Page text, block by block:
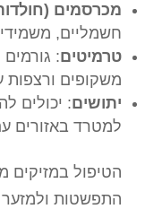
מכרסמים
חשמליים,
טרמיטים:
משקופים ורצפות
יתושים: יכולים
למטרד באזורים
הטיפול במזיקים
התפשטות ולמזער